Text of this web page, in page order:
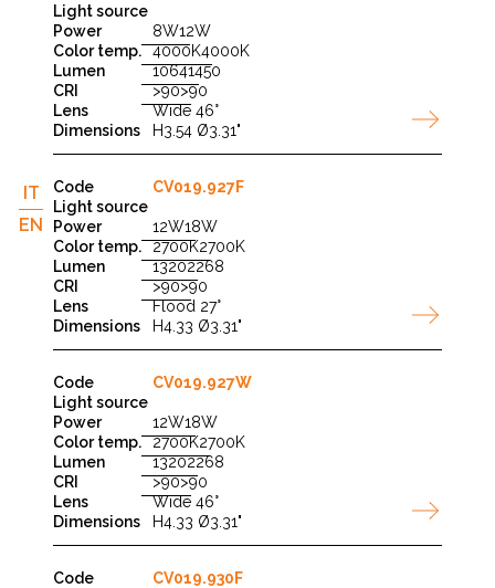
IT
EN
8W12W
4000K4000K
10641450
>90>90
Wide 46°
H3.54 Ø3.31"
CV019.927F
12W18W
2700K2700K
13202268
>90>90
Flood 27°
H4.33 Ø3.31"
CV019.927W
12W18W
2700K2700K
13202268
>90>90
Wide 46°
H4.33 Ø3.31"
CV019.930F